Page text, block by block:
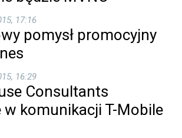
17:16
pomysł promocyjny
16:29
Consultants
w komunikacji T-Mobile